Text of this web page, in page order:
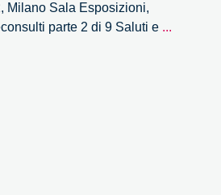
Milano Sala Esposizioni,
parte 2 di 9 Saluti e ...